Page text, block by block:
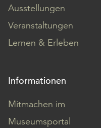
Ausstellungen
Veranstaltungen
Lernen & Erleben
Informationen
Mitmachen im
Museumsportal